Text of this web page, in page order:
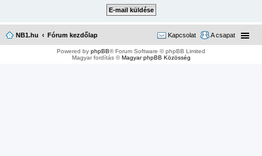
NB1.hu Fórum kezdőlap A csapat
Kapcsolat
Powered by phpBB® Forum Software © phpBB Limited
Magyar fordítás ©Magyar phpBB Közösség